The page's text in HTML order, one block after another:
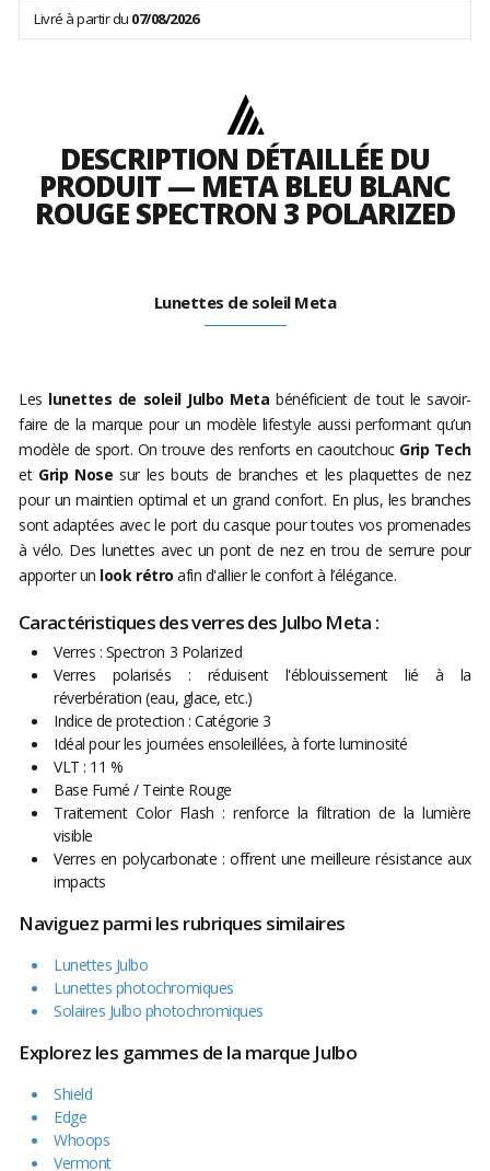
Livré à partir du 07/08/2026
DESCRIPTION DÉTAILLÉE DU
PRODUIT — META BLEU BLANC
ROUGE SPECTRON 3 POLARIZED
Lunettes de soleil Meta
Les lunettes de soleil Julbo Meta bénéficient de tout le savoir-
faire de la marque pour un modèle lifestyle aussi performant qu’un
modèle de sport. On trouve des renforts en caoutchouc Grip Tech
et Grip Nose sur les bouts de branches et les plaquettes de nez
pour un maintien optimal et un grand confort. En plus, les branches
sont adaptées avec le port du casque pour toutes vos promenades
à vélo. Des lunettes avec un pont de nez en trou de serrure pour
apporter un look rétro afin d'allier le confort à l’élégance.
Caractéristiques des verres des Julbo Meta :
Verres : Spectron 3 Polarized
Verres polarisés : réduisent l'éblouissement lié à la
réverbération (eau, glace, etc.)
Indice de protection : Catégorie 3
Idéal pour les journées ensoleillées, à forte luminosité
VLT : 11 %
Base Fumé / Teinte Rouge
Traitement Color Flash : renforce la filtration de la lumière
visible
Verres en polycarbonate : offrent une meilleure résistance aux
impacts
Naviguez parmi les rubriques similaires
Lunettes Julbo
Lunettes photochromiques
Solaires Julbo photochromiques
Explorez les gammes de la marque Julbo
Shield
Edge
Whoops
Vermont